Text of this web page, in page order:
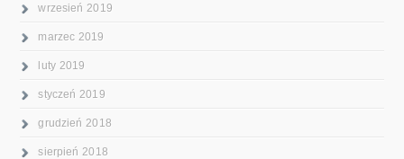
wrzesień 2019
marzec 2019
luty 2019
styczeń 2019
grudzień 2018
sierpień 2018